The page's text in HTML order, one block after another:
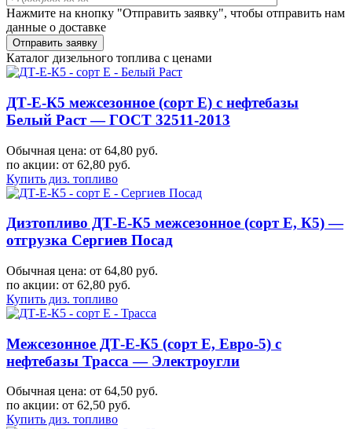
Нажмите на кнопку "Отправить заявку", чтобы отправить нам
данные о доставке
Каталог дизельного топлива с ценами
ДТ-Е-К5 межсезонное (сорт Е) с нефтебазы
Белый Раст — ГОСТ 32511-2013
Обычная цена: от 64,80 руб.
по акции: от 62,80 руб.
Купить диз. топливо
Дизтопливо ДТ-Е-К5 межсезонное (сорт Е, К5) —
отгрузка Сергиев Посад
Обычная цена: от 64,80 руб.
по акции: от 62,80 руб.
Купить диз. топливо
Межсезонное ДТ-Е-К5 (сорт Е, Евро-5) с
нефтебазы Трасса — Электроугли
Обычная цена: от 64,50 руб.
по акции: от 62,50 руб.
Купить диз. топливо